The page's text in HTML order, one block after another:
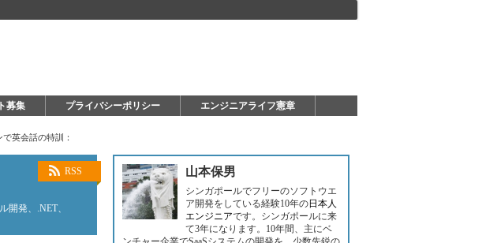
募集 プライバシーポリシー エンジニアライフ憲章
英会話の特訓：
RSS
開発、.NET、
山本保男
シンガポールでフリーのソフトウエ
ア開発をしている経験10年の日本人
エンジニアです。シンガポールに来
て3年になります。10年間、主にベ